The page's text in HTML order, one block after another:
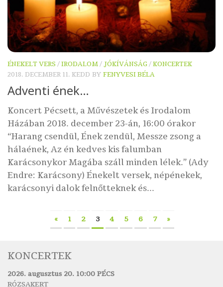
ÉNEKELT VERS /IRODALOM/JÓKÍVÁNSÁG /KONCERTEK
2018. DECEMBER 11. KEDD BY FENYVESI BÉLA
Adventi ének…
Koncert Pécsett, a Művészetek és Irodalom
Házában 2018. december 23-án, 16:00 órakor
“Harang csendül, Ének zendül, Messze zsong a
hálaének, Az én kedves kis falumban
Karácsonykor Magába száll minden lélek.” (Ady
Endre: Karácsony) Énekelt versek, népénekek,
karácsonyi dalok felnőtteknek és...
« 1 2 3 4 5 6 7 »
KONCERTEK
2026. augusztus 20. 10:00 PÉCS
RÓZSAKERT